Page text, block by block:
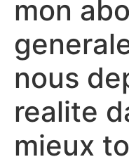
mon
nous
realite
mieux